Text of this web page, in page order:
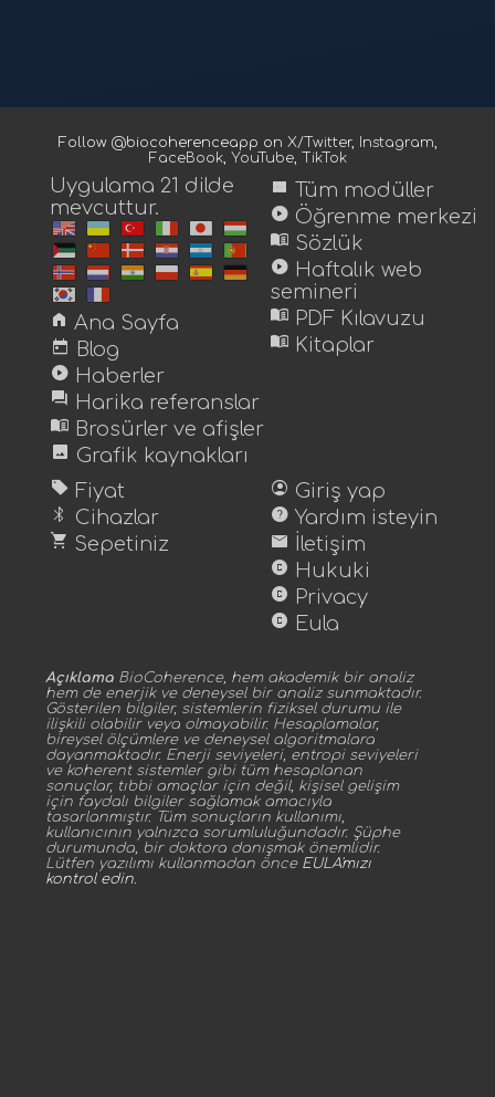
Follow @biocoherenceapp on X/Twitter, Instagram,
FaceBook, YouTube, TikTok
Uygulama 21 dilde
mevcuttur.
home Ana Sayfa
today Blog
play_circle Haberler
forum Harika referanslar
menu_book Brosürler ve afişler
image Grafik kaynakları
view_module Tüm modüller
play_circle Öğrenme merkezi
menu_book Sözlük
play_circle Haftalık web
semineri
menu_book PDF Kılavuzu
menu_book Kitaplar
sell Fiyat
bluetooth Cihazlar
shopping_cart Sepetiniz
account_circle Giriş yap
help Yardım isteyin
mail İletişim
copyright Hukuki
copyright Privacy
copyright Eula
Açıklama BioCoherence, hem akademik bir analiz
hem de enerjik ve deneysel bir analiz sunmaktadır.
Gösterilen bilgiler, sistemlerin fiziksel durumu ile
ilişkili olabilir veya olmayabilir. Hesaplamalar,
bireysel ölçümlere ve deneysel algoritmalara
dayanmaktadır. Enerji seviyeleri, entropi seviyeleri
ve koherent sistemler gibi tüm hesaplanan
sonuçlar, tıbbi amaçlar için değil, kişisel gelişim
için faydalı bilgiler sağlamak amacıyla
tasarlanmıştır. Tüm sonuçların kullanımı,
kullanıcının yalnızca sorumluluğundadır. Şüphe
durumunda, bir doktora danışmak önemlidir.
Lütfen yazılımı kullanmadan önce EULA'mızı
kontrol edin.